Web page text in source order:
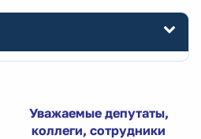
Уважаемые депутаты,
коллеги, сотрудники